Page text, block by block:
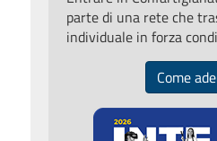
parte di una rete che
individuale in forza
Come